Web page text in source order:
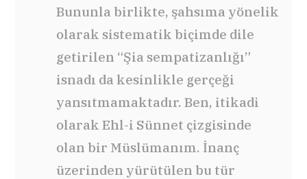
Bununla birlikte, şahsıma yönelik
olarak sistematik biçimde dile
getirilen “Şia sempatizanlığı”
isnadı da kesinlikle gerçeği
yansıtmamaktadır. Ben, itikadi
olarak Ehl-i Sünnet çizgisinde
olan bir Müslümanım. İnanç
üzerinden yürütülen bu tür